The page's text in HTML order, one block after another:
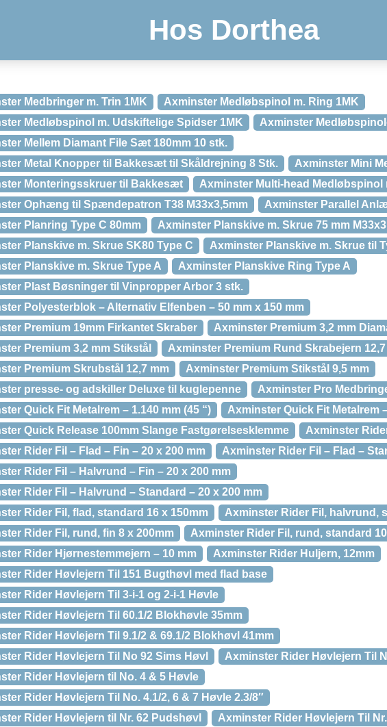
Hos Dorthea
Medbringer m. Trin 1MK
Axminster Medløbspinol m. Ring 1MK
Medløbspinol m. Udskiftelige Spidser 1MK
Axminster
Mellem Diamant File Sæt 180mm 10 stk.
Metal Knopper til Bakkesæt til Skåldrejning 8 Stk.
Axminster Mini
Monteringsskruer til Bakkesæt
Axminster Multi-head Medløbspinol
Ophæng til Spændepatron T38 M33x3,5mm
Axminster Parallel
Planring Type C 80mm
Axminster Planskive m. Skrue 75 mm
Planskive m. Skrue SK80 Type C
Axminster Planskive m. Skrue til
Planskive m. Skrue Type A
Axminster Planskive Ring Type A
Plast Bøsninger til Vinpropper Arbor 3 stk.
Polyesterblok – Alternativ Elfenben – 50 mm x 150 mm
Premium 19mm Firkantet Skraber
Axminster Premium 3,2 mm
Premium 3,2 mm Stikstål
Axminster Premium Rund Skrabejern
Premium Skrubstål 12,7 mm
Axminster Premium Stikstål 9,5 mm
presse- og adskiller Deluxe til kuglepenne
Axminster Pro
Quick Fit Metalrem – 1.140 mm (45 “)
Axminster Quick Fit Metalrem
Quick Release 100mm Slange Fastgørelsesklemme
Axminster
Rider Fil – Flad – Fin – 20 x 200 mm
Axminster Rider Fil – Flad –
Rider Fil – Halvrund – Fin – 20 x 200 mm
Rider Fil – Halvrund – Standard – 20 x 200 mm
Rider Fil, flad, standard 16 x 150mm
Axminster Rider Fil, halvrund,
Rider Fil, rund, fin 8 x 200mm
Axminster Rider Fil, rund, standard
Rider Hjørnestemmejern – 10 mm
Axminster Rider Huljern, 12mm
Rider Høvlejern Til 151 Bugthøvl med flad base
Rider Høvlejern Til 3-i-1 og 2-i-1 Høvle
Rider Høvlejern Til 60.1/2 Blokhøvle 35mm
Rider Høvlejern Til 9.1/2 & 69.1/2 Blokhøvl 41mm
Rider Høvlejern Til No 92 Sims Høvl
Axminster Rider Høvlejern Til
Rider Høvlejern til No. 4 & 5 Høvle
Rider Høvlejern Til No. 4.1/2, 6 & 7 Høvle 2.3/8″
Rider Høvlejern til Nr. 62 Pudshøvl
Axminster Rider Høvlejern Til